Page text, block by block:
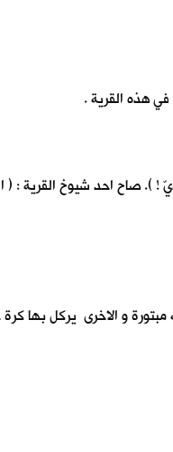
هذه القرية .
صاح احد شيوخ القرية : (
و الاخرى يركل بها